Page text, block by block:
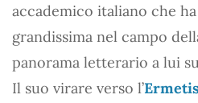
accademico italiano che
grandissima nel campo
panorama letterario a lui
Il suo virare verso l’